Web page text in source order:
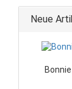
Neue